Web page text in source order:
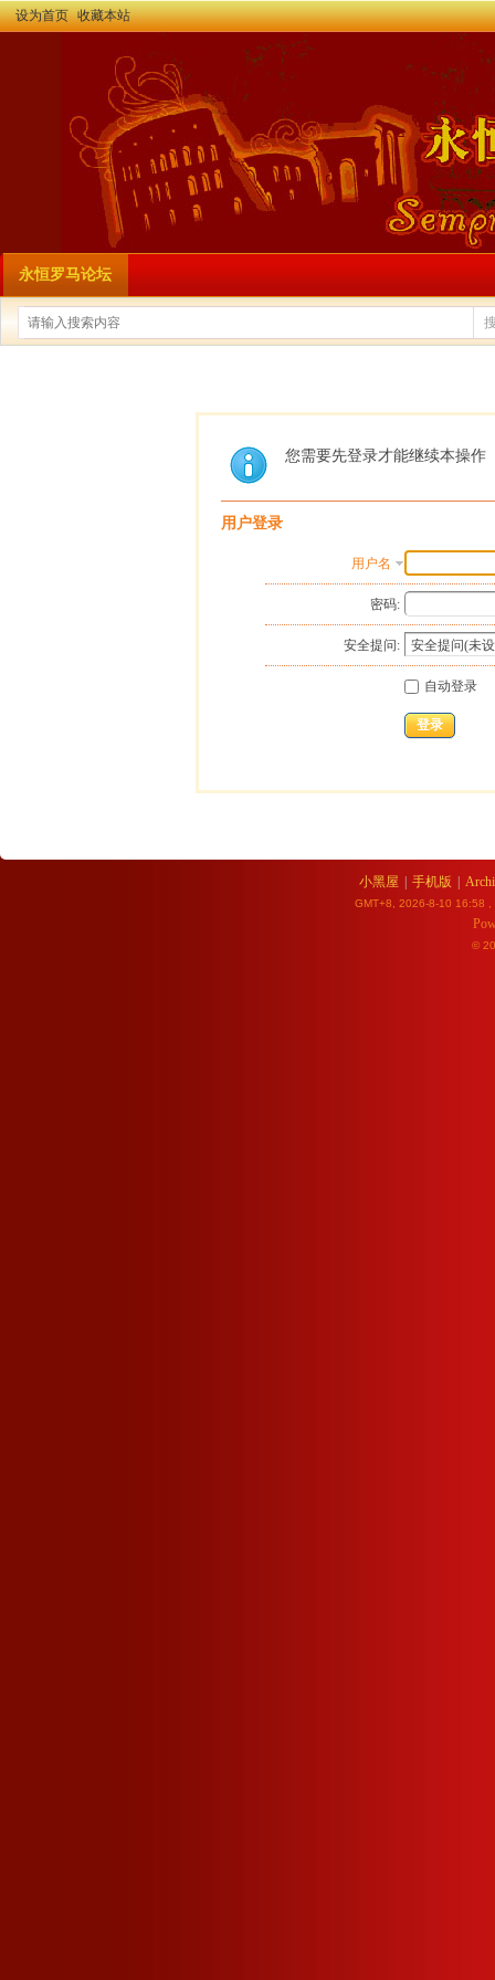
设为首页 收藏本站
永恒罗马论坛
您需要先登录才能继续本操作
用户登录
用户名
密码:
安全提问:
自动登录
登录
小黑屋 手机版
GMT+8, 2026-8-10 16:58
©